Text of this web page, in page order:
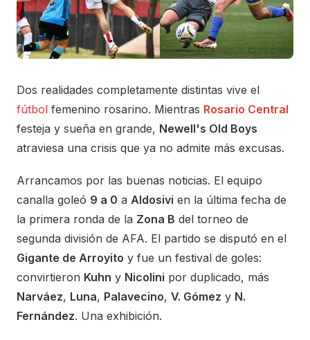
Dos realidades completamente distintas vive el
fútbol femenino rosarino. Mientras Rosario Central
festeja y sueña en grande, Newell's Old Boys
atraviesa una crisis que ya no admite más excusas.
Arrancamos por las buenas noticias. El equipo
canalla goleó 9 a 0 a Aldosivi en la última fecha de
la primera ronda de la Zona B del torneo de
segunda división de AFA. El partido se disputó en el
Gigante de Arroyito y fue un festival de goles:
convirtieron Kuhn y Nicolini por duplicado, más
Narváez, Luna, Palavecino, V. Gómez y N.
Fernández. Una exhibición.